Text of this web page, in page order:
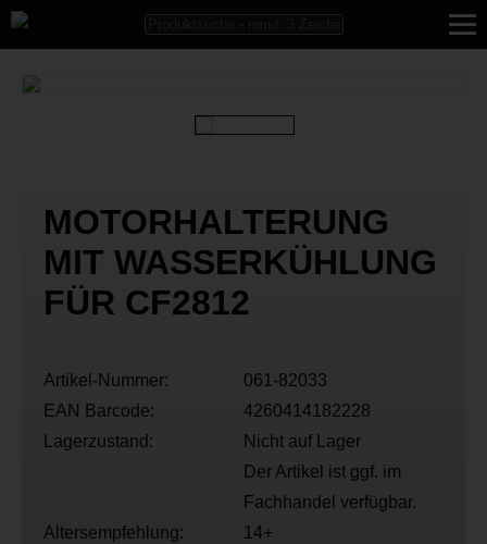
MOTORHALTERUNG
MIT WASSERKÜHLUNG
FÜR CF2812
Artikel-Nummer:
061-82033
EAN Barcode:
4260414182228
Lagerzustand:
Nicht auf Lager
Der Artikel ist ggf. im
Fachhandel verfügbar.
Altersempfehlung:
14+